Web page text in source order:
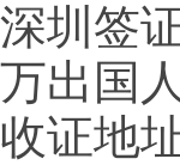
深圳签
万出国
收证地